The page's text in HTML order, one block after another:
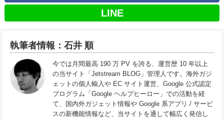
LINE
執筆者情報：石井 順
今では月間最高 190 万 PV を誇る、運営歴 10 年以上
の当サイト「Jetstream BLOG」管理人です。海外ガジ
ェットの個人輸入や EC サイト運営、Google 公式認定
プログラム「Google ヘルプヒーロー」での活動を経
て、国内外ガジェット情報や Google 系アプリ / サービ
スの新機能情報など、当サイトを通して幅広く発信し